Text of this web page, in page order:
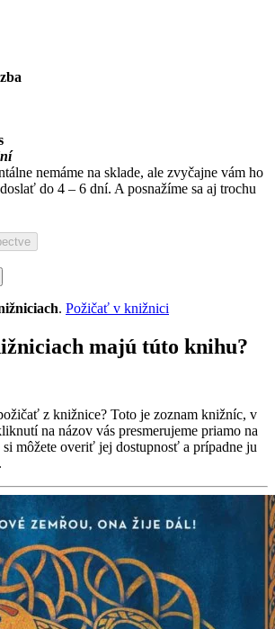
nemáme na sklade, ale zvyčajne vám ho
do 4 – 6 dní. A posnažíme sa aj trochu
. Požičať v knižnici
majú túto knihu?
z knižnice? Toto je zoznam knižníc, v
na názov vás presmerujeme priamo na
môžete overiť jej dostupnosť a prípadne ju